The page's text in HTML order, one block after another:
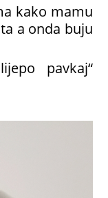
kako mamu
a onda buju
pavkaj“